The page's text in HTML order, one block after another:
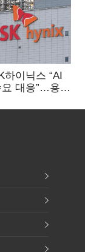
하이닉스 “AI
요 대응”…용인